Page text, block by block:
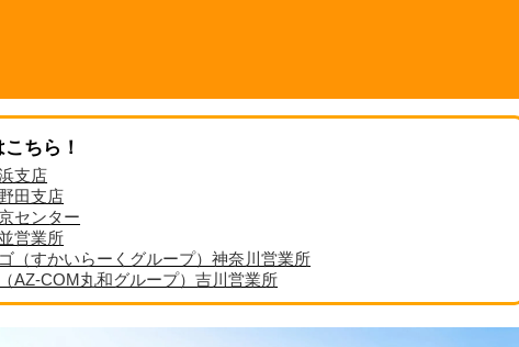
ちら！
支店
田支店
センター
営業所
（すかいらーくグループ）神奈川営業所
AZ-COM丸和グループ）吉川営業所